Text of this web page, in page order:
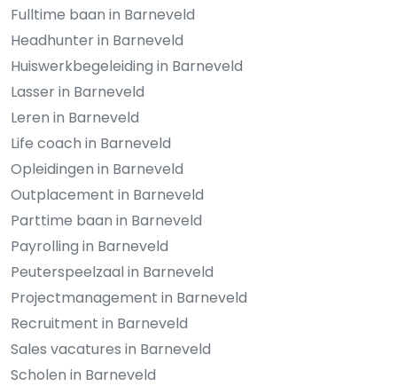
Fulltime baan in Barneveld
Headhunter in Barneveld
Huiswerkbegeleiding in Barneveld
Lasser in Barneveld
Leren in Barneveld
Life coach in Barneveld
Opleidingen in Barneveld
Outplacement in Barneveld
Parttime baan in Barneveld
Payrolling in Barneveld
Peuterspeelzaal in Barneveld
Projectmanagement in Barneveld
Recruitment in Barneveld
Sales vacatures in Barneveld
Scholen in Barneveld